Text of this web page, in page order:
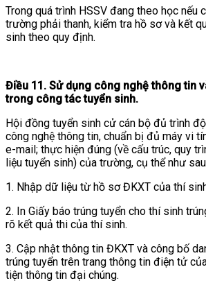
Trong quá trình HSSV đang theo học nếu
trường phải thanh, kiểm tra hồ sơ và kết
sinh theo quy định.
Điều 11. Sử dụng công nghệ thông tin
trong công tác tuyển sinh.
Hội đồng tuyển sinh cử cán bộ đủ trình
công nghệ thông tin, chuẩn bị đủ máy vi
e-mail; thực hiện đúng (về cấu trúc, quy
liệu tuyển sinh) của trường, cụ thể như
1. Nhập dữ liệu từ hồ sơ ĐKXT của thí
2. In Giấy báo trúng tuyển cho thí sinh
rõ kết quả thi của thí sinh.
3. Cập nhật thông tin ĐKXT và công bố
trúng tuyển trên trang thông tin điện tử
tiện thông tin đại chúng.